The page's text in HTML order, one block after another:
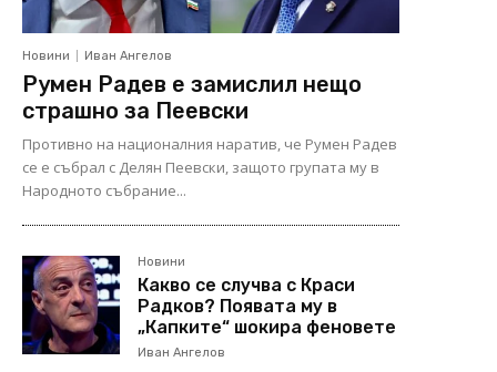
Новини Иван Ангелов
Румен Радев е замислил нещо
страшно за Пеевски
Противно на националния наратив, че Румен Радев
се е събрал с Делян Пеевски, защото групата му в
Народното събрание...
Новини
Какво се случва с Краси
Радков? Появата му в
„Капките“ шокира феновете
Иван Ангелов